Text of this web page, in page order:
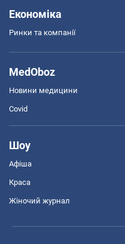
Економіка
Ринки та компанії
MedOboz
Новини медицини
Covid
Шоу
Афіша
Краса
Жіночий журнал